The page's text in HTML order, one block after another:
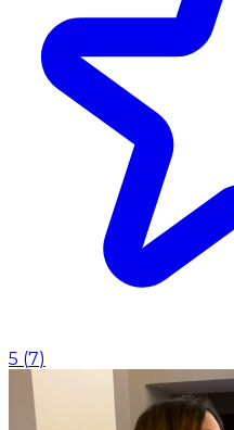
5 (7)